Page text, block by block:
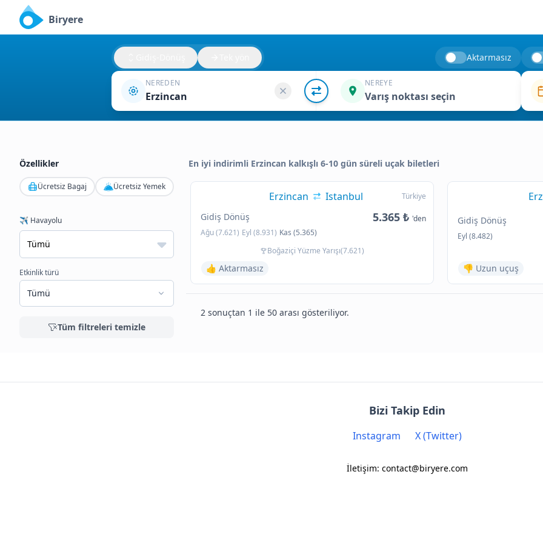
Biryere
Aktarmasız
NEREDEN
Erzincan
NEREYE
Varış noktası seçin
Özellikler
Ücretsiz Bagaj Ücretsiz Yemek
✈️ Havayolu
Etkinlik türü
Tümü
Tüm filtreleri temizle
En iyi indirimli Erzincan kalkışlı 6-10 gün süreli uçak biletleri
Türkiye
Erzincan Istanbul
Gidiş Dönüş
Ağu (7.621) Eyl (8.931) Kas (5.365)
5.365 ₺ 'den
Boğaziçi Yüzme Yarışı(7.621)
👍 Aktarmasız
Gidiş Dönüş
Eyl (8.482)
👎 Uzun uçuş
2 sonuçtan 1 ile 50 arası gösteriliyor.
Bizi Takip Edin
Instagram X (Twitter)
İletişim: contact@biryere.com